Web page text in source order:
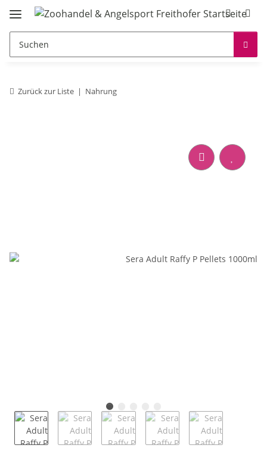
Zurück zur Liste Nahrung